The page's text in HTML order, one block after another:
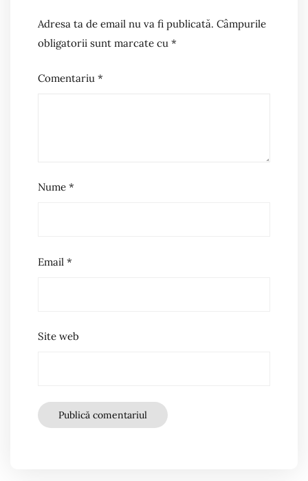
Adresa ta de email nu va fi publicată. Câmpurile
obligatorii sunt marcate cu *
Comentariu *
Nume *
Email *
Site web